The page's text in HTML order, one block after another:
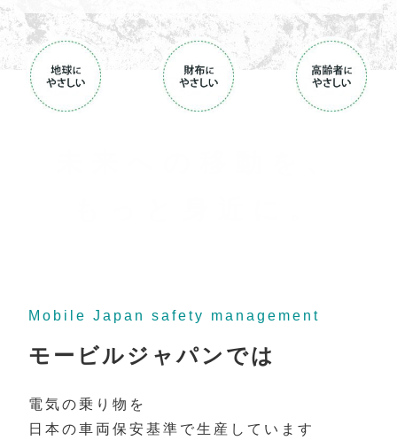
Mobile Japan safety management
モービルジャパンでは
電気の乗り物を
日本の車両保安基準で生産しています